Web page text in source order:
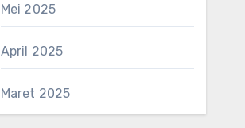
Mei 2025
April 2025
Maret 2025